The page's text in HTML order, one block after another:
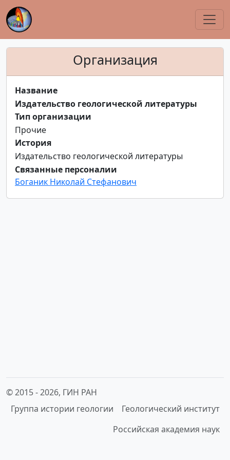
Организация
Название
Издательство геологической литературы
Тип организации
Прочие
История
Издательство геологической литературы
Связанные персоналии
Боганик Николай Стефанович
© 2015 -2026, ГИН РАН
Группа истории геологии
Геологический институт
Российская академия наук